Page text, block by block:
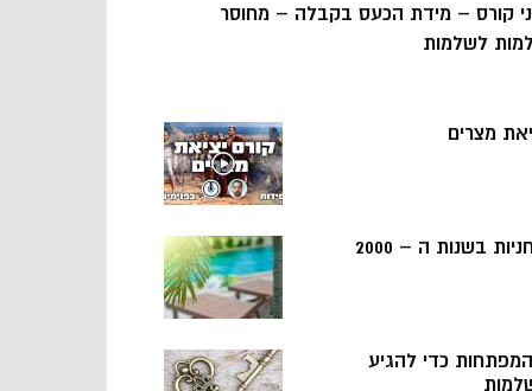
קורס – מידת הכעס בקבלה – מחוסר
לשלמות
מצרים
בשנות ה – 2000
5 המפתחות כדי להגיע